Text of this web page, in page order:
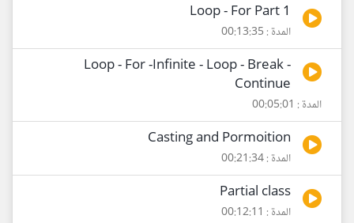
Loop - For Part 1
المدة : 00:13:35
Loop - For -Infinite - Loop - Break -
Continue
المدة : 00:05:01
Casting and Pormoition
المدة : 00:21:34
Partial class
المدة : 00:12:11